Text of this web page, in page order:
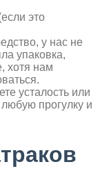
это
у нас не
упаковка,
хотя нам
усталость или
прогулку и